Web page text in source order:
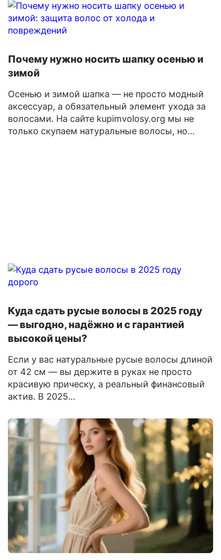
Почему нужно носить шапку осенью и
зимой
Осенью и зимой шапка — не просто модный
аксессуар, а обязательный элемент ухода за
волосами. На сайте kupimvolosy.org мы не
только скупаем натуральные волосы, но…
Куда сдать русые волосы в 2025 году
— выгодно, надёжно и с гарантией
высокой цены?
Если у вас натуральные русые волосы длиной
от 42 см — вы держите в руках не просто
красивую прическу, а реальный финансовый
актив. В 2025…